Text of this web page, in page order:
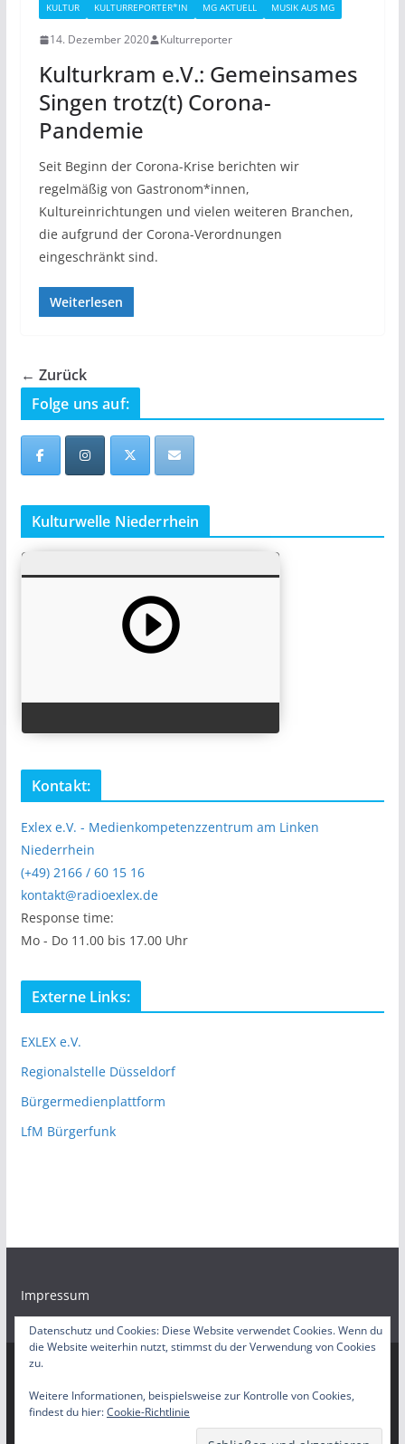
KULTUR KULTURREPORTER*IN MG AKTUELL MUSIK AUS MG
14. Dezember 2020 Kulturreporter
Kulturkram e.V.: Gemeinsames
Singen trotz(t) Corona-
Pandemie
Seit Beginn der Corona-Krise berichten wir
regelmäßig von Gastronom*innen,
Kultureinrichtungen und vielen weiteren Branchen,
die aufgrund der Corona-Verordnungen
eingeschränkt sind.
Weiterlesen
← Zurück
Folge uns auf:
Kulturwelle Niederrhein
Kontakt:
Exlex e.V. - Medienkompetenzzentrum am Linken
Niederrhein
(+49) 2166 / 60 15 16
kontakt@radioexlex.de
Response time:
Mo - Do 11.00 bis 17.00 Uhr
Externe Links:
EXLEX e.V.
Regionalstelle Düsseldorf
Bürgermedienplattform
LfM Bürgerfunk
Impressum
Copyright © 2026EXLEX Mediathek. Alle Rechte
vorbehalten.
von ThemeGrill. Präsentiert von
Datenschutz und Cookies: Diese Website verwendet Cookies. Wenn du
die Website weiterhin nutzt, stimmst du der Verwendung von Cookies
zu.
Weitere Informationen, beispielsweise zur Kontrolle von Cookies,
findest du hier:Cookie-Richtlinie